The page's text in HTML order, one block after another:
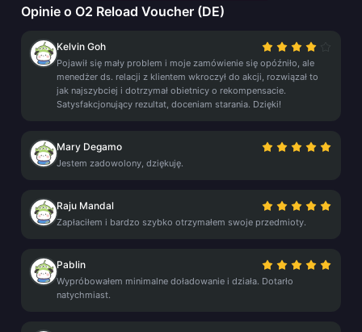
Opinie o O2 Reload Voucher (DE)
Kelvin Goh
Pojawił się mały problem i moje zamówienie się opóźniło, ale
menedżer ds. relacji z klientem wkroczył do akcji, rozwiązał to
jak najszybciej i dotrzymał obietnicy o rekompensacie.
Satysfakcjonujący rezultat, doceniam starania. Dzięki!
Mary Degamo
Jestem zadowolony, dziękuję.
Raju Mandal
Zapłaciłem i bardzo szybko otrzymałem swoje przedmioty.
Pablin
Wypróbowałem minimalne doładowanie i działa. Dotarło
natychmiast.